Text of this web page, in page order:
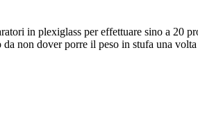
in plexiglass per effettuare sino a 20
non dover porre il peso in stufa una